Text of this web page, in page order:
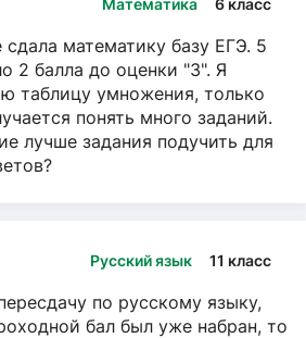
сдала математику базу ЕГЭ. 5
2 балла до оценки "3". Я
таблицу умножения, только
понять много заданий.
лучше задания подучить для
Русский язык 11 класс
по русскому языку,
бал был уже набран, то